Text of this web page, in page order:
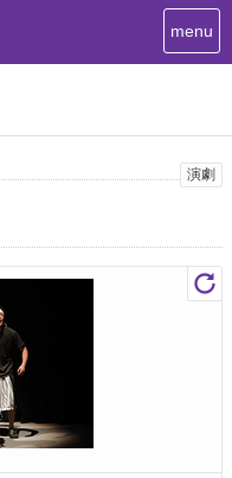
T
o
i
g
menu
演劇